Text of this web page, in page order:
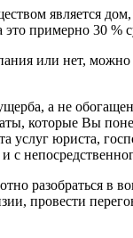
является
примерно 30 %
или нет,
а не
которые Вы
услуг юриста,
с
разобраться в
провести